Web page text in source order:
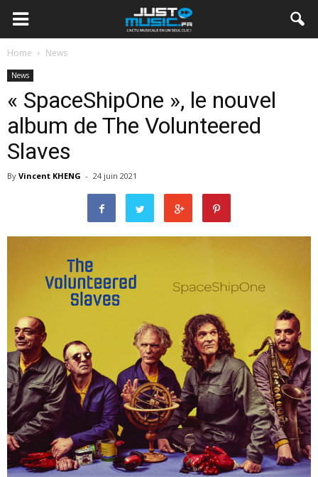
Home News
News
« SpaceShipOne », le nouvel
album de The Volunteered
Slaves
By Vincent KHENG - 24 juin 2021